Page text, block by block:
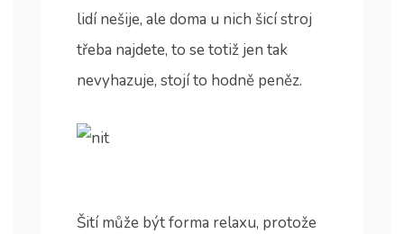
lidí nešije, ale doma u nich šicí stroj
třeba najdete, to se totiž jen tak
nevyhazuje, stojí to hodně peněz.
Šití může být forma relaxu, protože